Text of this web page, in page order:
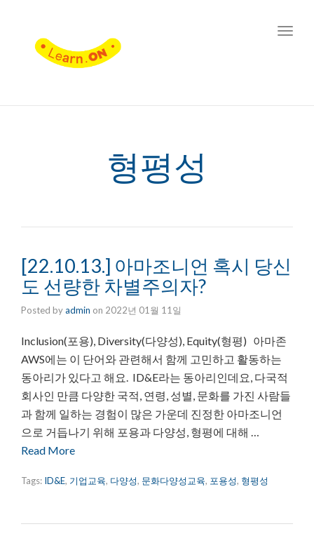
형평성
[22.10.13.] 아마조니언 혹시 당신
도 선량한 차별주의자?
Posted byadmin on 2022년 01월 11일
Inclusion(포용), Diversity(다양성), Equity(형평) 아마존
AWS에는 이 단어와 관련해서 함께 고민하고 활동하는
동아리가 있다고 해요. ID&E라는 동아리인데요, 다국적
회사인 만큼 다양한 국적, 연령, 성별, 문화를 가진 사람들
과 함께 일하는 경험이 많은 가운데 진정한 아마조니언
으로 거듭나기 위해 포용과 다양성, 형평에 대해 …
Read More
Tags: ID&E, 기업교육, 다양성, 문화다양성교육, 포용성, 형평성